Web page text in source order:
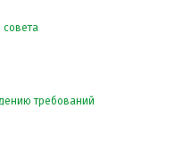
совета
требований